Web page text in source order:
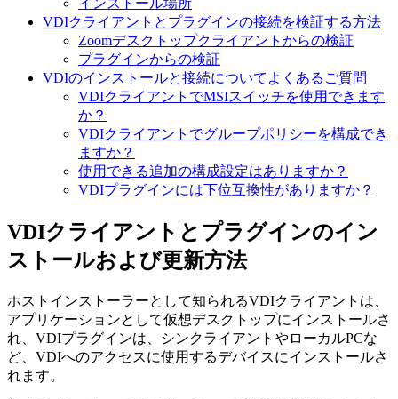
インストール場所
VDIクライアントとプラグインの接続を検証する方法
Zoomデスクトップクライアントからの検証
プラグインからの検証
VDIのインストールと接続についてよくあるご質問
VDIクライアントでMSIスイッチを使用できます
か？
VDIクライアントでグループポリシーを構成でき
ますか？
使用できる追加の構成設定はありますか？
VDIプラグインには下位互換性がありますか？
VDIクライアントとプラグインのイン
ストールおよび更新方法
ホストインストーラーとして知られるVDIクライアントは、
アプリケーションとして仮想デスクトップにインストールさ
れ、VDIプラグインは、シンクライアントやローカルPCな
ど、VDIへのアクセスに使用するデバイスにインストールさ
れます。